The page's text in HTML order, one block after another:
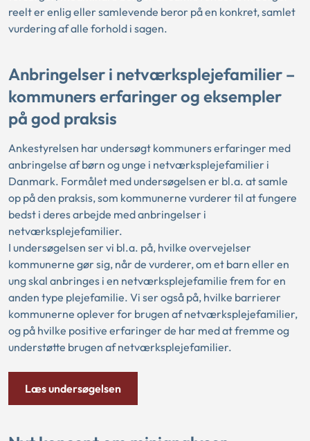
reelt er enlig eller samlevende beror på en konkret, samlet
vurdering af alle forhold i sagen.
Anbringelser i netværksplejefamilier –
kommuners erfaringer og eksempler
på god praksis
Ankestyrelsen har undersøgt kommuners erfaringer med
anbringelse af børn og unge i netværksplejefamilier i
Danmark. Formålet med undersøgelsen er bl.a. at samle
op på den praksis, som kommunerne vurderer til at fungere
bedst i deres arbejde med anbringelser i
netværksplejefamilier.
I undersøgelsen ser vi bl.a. på, hvilke overvejelser
kommunerne gør sig, når de vurderer, om et barn eller en
ung skal anbringes i en netværksplejefamilie frem for en
anden type plejefamilie. Vi ser også på, hvilke barrierer
kommunerne oplever for brugen af netværksplejefamilier,
og på hvilke positive erfaringer de har med at fremme og
understøtte brugen af netværksplejefamilier.
Læs undersøgelsen